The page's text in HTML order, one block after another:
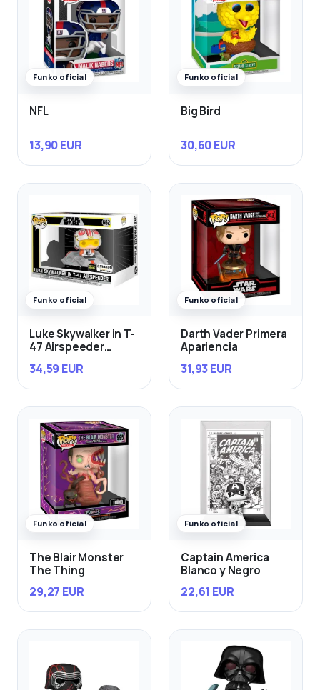
Funko oficial
NFL
13,90 EUR
Funko oficial
Big Bird
30,60 EUR
Funko oficial
Luke Skywalker in T-
47 Airspeeder
34,59 EUR
Funko oficial
Darth Vader Primera
Apariencia
31,93 EUR
Funko oficial
The Blair Monster
The Thing
29,27 EUR
Funko oficial
Captain America
Blanco y Negro
22,61 EUR